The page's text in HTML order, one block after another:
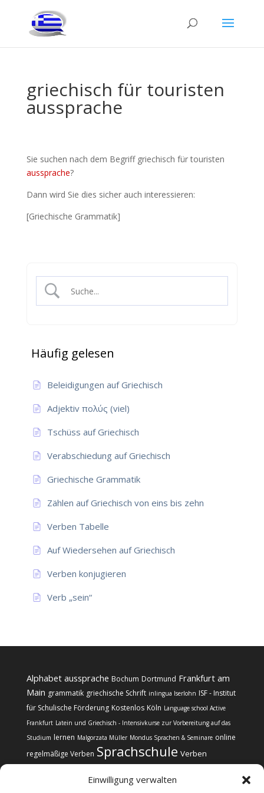
Einwilligung verwalten
griechisch für touristen
aussprache
Sie suchen nach dem Begriff griechisch für touristen
aussprache?
Dann wird Sie dies sicher auch interessieren:
[Griechische Grammatik]
Häufig gelesen
Beleidigungen auf Griechisch
Adjektiv πολύς (viel)
Tschüss auf Griechisch
Verabschiedung auf Griechisch
Griechische Grammatik
Zählen auf Griechisch von eins bis zehn
Verben Tabelle
Auf Wiedersehen auf Griechisch
Verben konjugieren
Verb „sein“
Alphabet aussprache Bochum Dortmund Frankfurt am
Main grammatik griechische Schrift inlingua Iserlohn ISF - Institut
für Schulische Förderung Kostenlos Köln Language school Active
Frankfurt Latein und Griechisch - Intensivkurse zur Vorbereitung auf das
Studium lernen Malgorzata Müller Mondus Sprachen & Seminare online
regelmäßige Verben Sprachschule Verben